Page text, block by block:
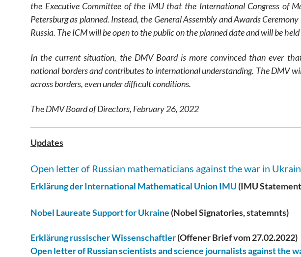
the Executive Committee of the IMU that the International Congress of
Petersburg as planned. Instead, the General Assembly and Awards
Russia. The ICM will be open to the public on the planned date and will be
In the current situation, the DMV Board is more convinced than ever
national borders and contributes to international understanding. The DMV
across borders, even under difficult conditions.
The DMV Board of Directors, February 26, 2022
Updates
Open letter of Russian mathematicians against the war in
Erklärung der International Mathematical Union IMU (IMU
Nobel Laureate Support for Ukraine (Nobel Signatories, statemnts)
Erklärung russischer Wissenschaftler(Offener Brief vom 27.02.2022)
Open letter of Russian scientists and science journalists against the